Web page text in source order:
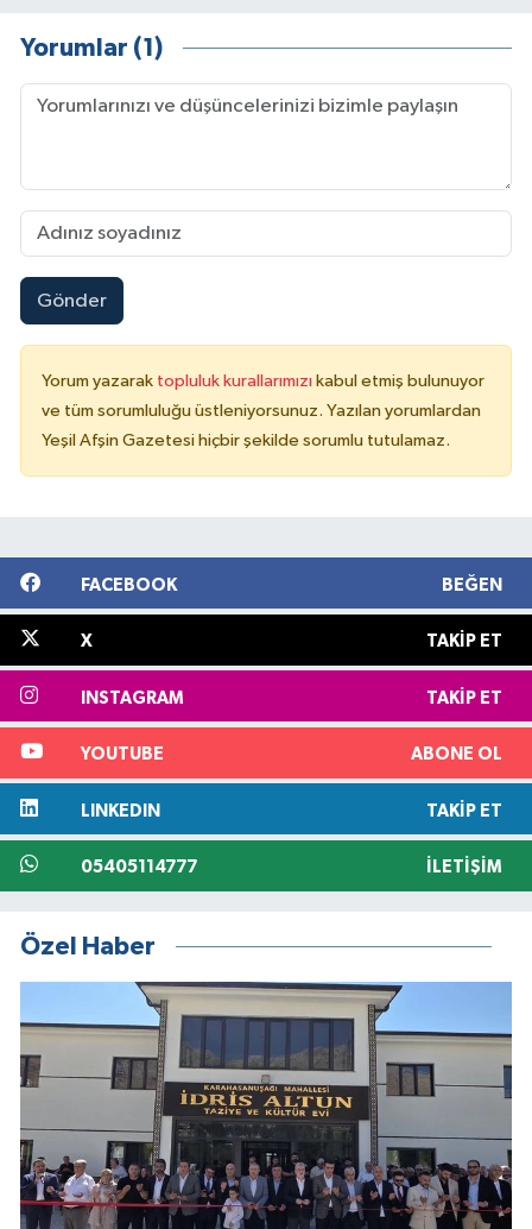
Yorumlar (1)
Gönder
Yorum yazarak topluluk kurallarımızı kabul etmiş bulunuyor
ve tüm sorumluluğu üstleniyorsunuz. Yazılan yorumlardan
Yeşil Afşin Gazetesi hiçbir şekilde sorumlu tutulamaz.
FACEBOOK BEĞEN
X TAKIP ET
INSTAGRAM TAKIP ET
YOUTUBE ABONE OL
LINKEDIN TAKIP ET
05405114777 İLETIŞIM
Özel Haber